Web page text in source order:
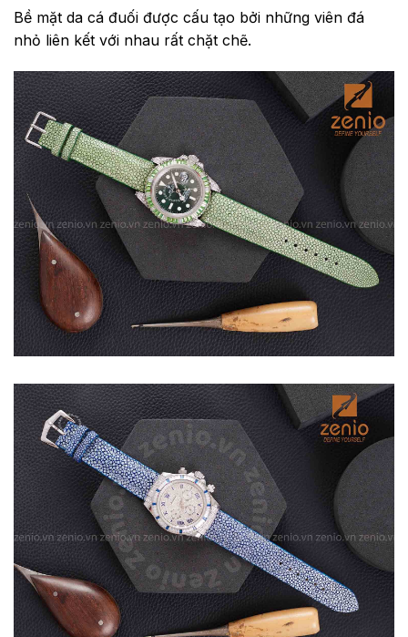
Bề mặt da cá đuối được cấu tạo bởi những viên đá
nhỏ liên kết với nhau rất chặt chẽ.